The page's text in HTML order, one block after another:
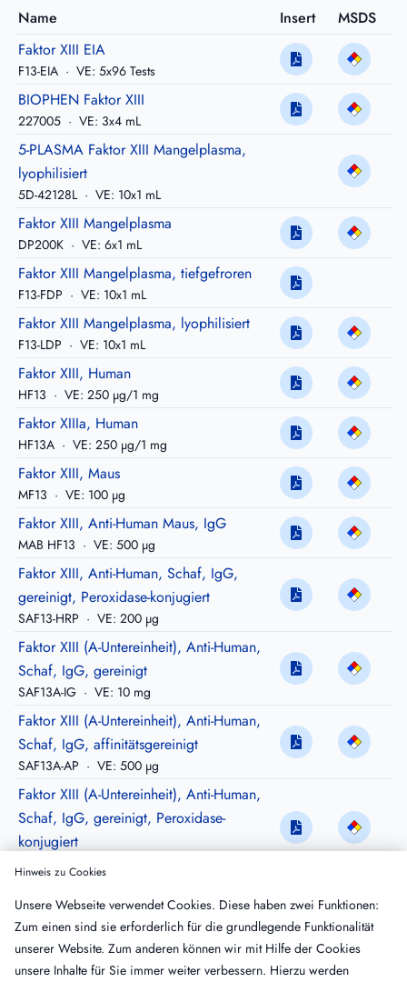
Name Insert
MSDS
Faktor XIII EIA
F13-EIA · VE: 5x96 Tests
BIOPHEN Faktor XIII
227005 · VE: 3x4 mL
5-PLASMA Faktor XIII Mangelplasma,
lyophilisiert
5D-42128L · VE: 10x1 mL
Faktor XIII Mangelplasma
DP200K · VE: 6x1 mL
Faktor XIII Mangelplasma, tiefgefroren
F13-FDP · VE: 10x1 mL
Faktor XIII Mangelplasma, lyophilisiert
F13-LDP · VE: 10x1 mL
Faktor XIII, Human
HF13 · VE: 250 µg/1 mg
Faktor XIIIa, Human
HF13A · VE: 250 µg/1 mg
Faktor XIII, Maus
MF13 · VE: 100 µg
Faktor XIII, Anti-Human Maus, IgG
MAB HF13 · VE: 500 µg
Faktor XIII, Anti-Human, Schaf, IgG,
gereinigt, Peroxidase-konjugiert
SAF13-HRP · VE: 200 µg
Faktor XIII (A-Untereinheit), Anti-Human,
Schaf, IgG, gereinigt
SAF13A-IG · VE: 10 mg
Faktor XIII (A-Untereinheit), Anti-Human,
Schaf, IgG, affinitätsgereinigt
SAF13A-AP · VE: 500 µg
Faktor XIII (A-Untereinheit), Anti-Human,
Schaf, IgG, gereinigt, Peroxidase-
konjugiert
SAF13A-HRP ·
Schaf, IgG, affinitätsgereinigt, biotinyliert
SAF13A-APBIO · VE: 100 µg
Faktor XIII (A-Untereinheit), Anti-Human,
Hinweis zu Cookies
Unsere Webseite verwendet Cookies. Diese haben zwei Funktionen:
Zum einen sind sie erforderlich für die grundlegende Funktionalität
unserer Website. Zum anderen können wir mit Hilfe der Cookies
unsere Inhalte für Sie immer weiter verbessern. Hierzu werden